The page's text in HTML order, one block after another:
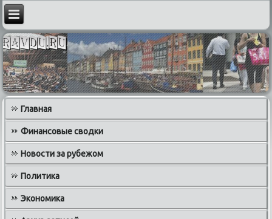
Главная
Финансовые сводки
Новости за рубежом
Политика
Экономика